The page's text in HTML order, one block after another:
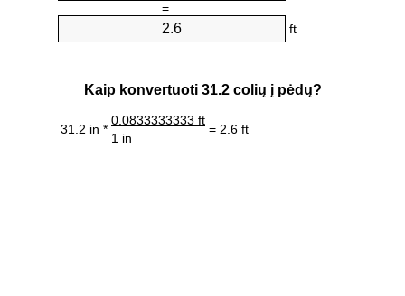
=
ft
Kaip konvertuoti 31.2 colių į pėdų?
31.2 in *
0.0833333333 ft
= 2.6 ft
1 in